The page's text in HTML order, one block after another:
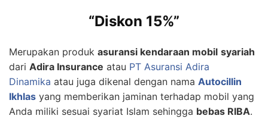
“Diskon 15%”
Merupakan produk asuransi kendaraan mobil syariah
dari Adira Insurance atau PT Asuransi Adira
Dinamika atau juga dikenal dengan nama Autocillin
Ikhlas yang memberikan jaminan terhadap mobil yang
Anda miliki sesuai syariat Islam sehingga bebas RIBA.